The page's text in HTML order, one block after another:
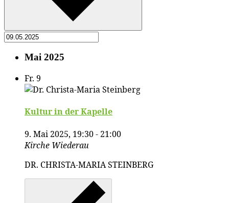
Mai 2025
Fr. 9
Kul­tur in der Kapelle
9. Mai 2025, 19:30- 21:00
Kirche Wiederau
DR. CHRISTA-MARIA STEINBERG